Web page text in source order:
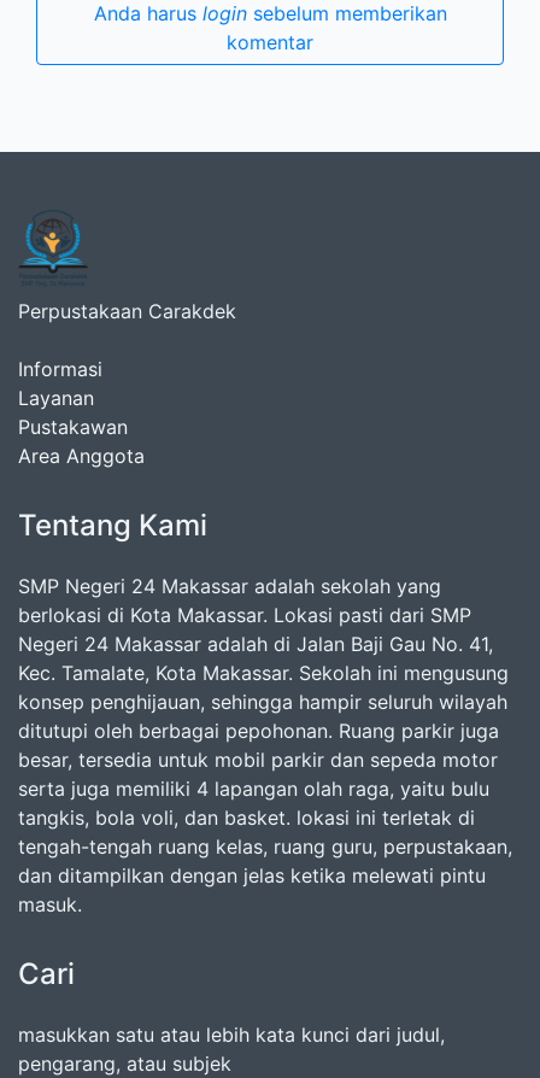
Anda harus loginsebelum memberikan
komentar
Perpustakaan Carakdek
Informasi
Layanan
Pustakawan
Area Anggota
Tentang Kami
SMP Negeri 24 Makassar adalah sekolah yang
berlokasi di Kota Makassar. Lokasi pasti dari SMP
Negeri 24 Makassar adalah di Jalan Baji Gau No. 41,
Kec. Tamalate, Kota Makassar. Sekolah ini mengusung
konsep penghijauan, sehingga hampir seluruh wilayah
ditutupi oleh berbagai pepohonan. Ruang parkir juga
besar, tersedia untuk mobil parkir dan sepeda motor
serta juga memiliki 4 lapangan olah raga, yaitu bulu
tangkis, bola voli, dan basket. lokasi ini terletak di
tengah-tengah ruang kelas, ruang guru, perpustakaan,
dan ditampilkan dengan jelas ketika melewati pintu
masuk.
Cari
masukkan satu atau lebih kata kunci dari judul,
pengarang, atau subjek